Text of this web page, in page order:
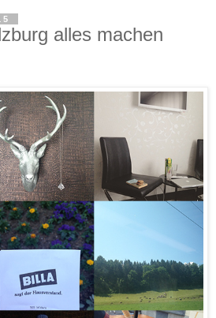
alles machen